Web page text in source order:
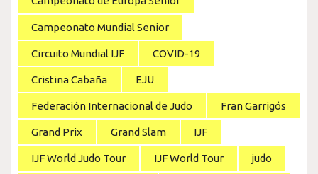
Campeonato Mundial Senior
Circuito Mundial IJF COVID-19
Cristina Cabaña EJU
Federación Internacional de Judo Fran Garrigós
Grand Prix Grand Slam IJF
IJF World Judo Tour IJF World Tour judo